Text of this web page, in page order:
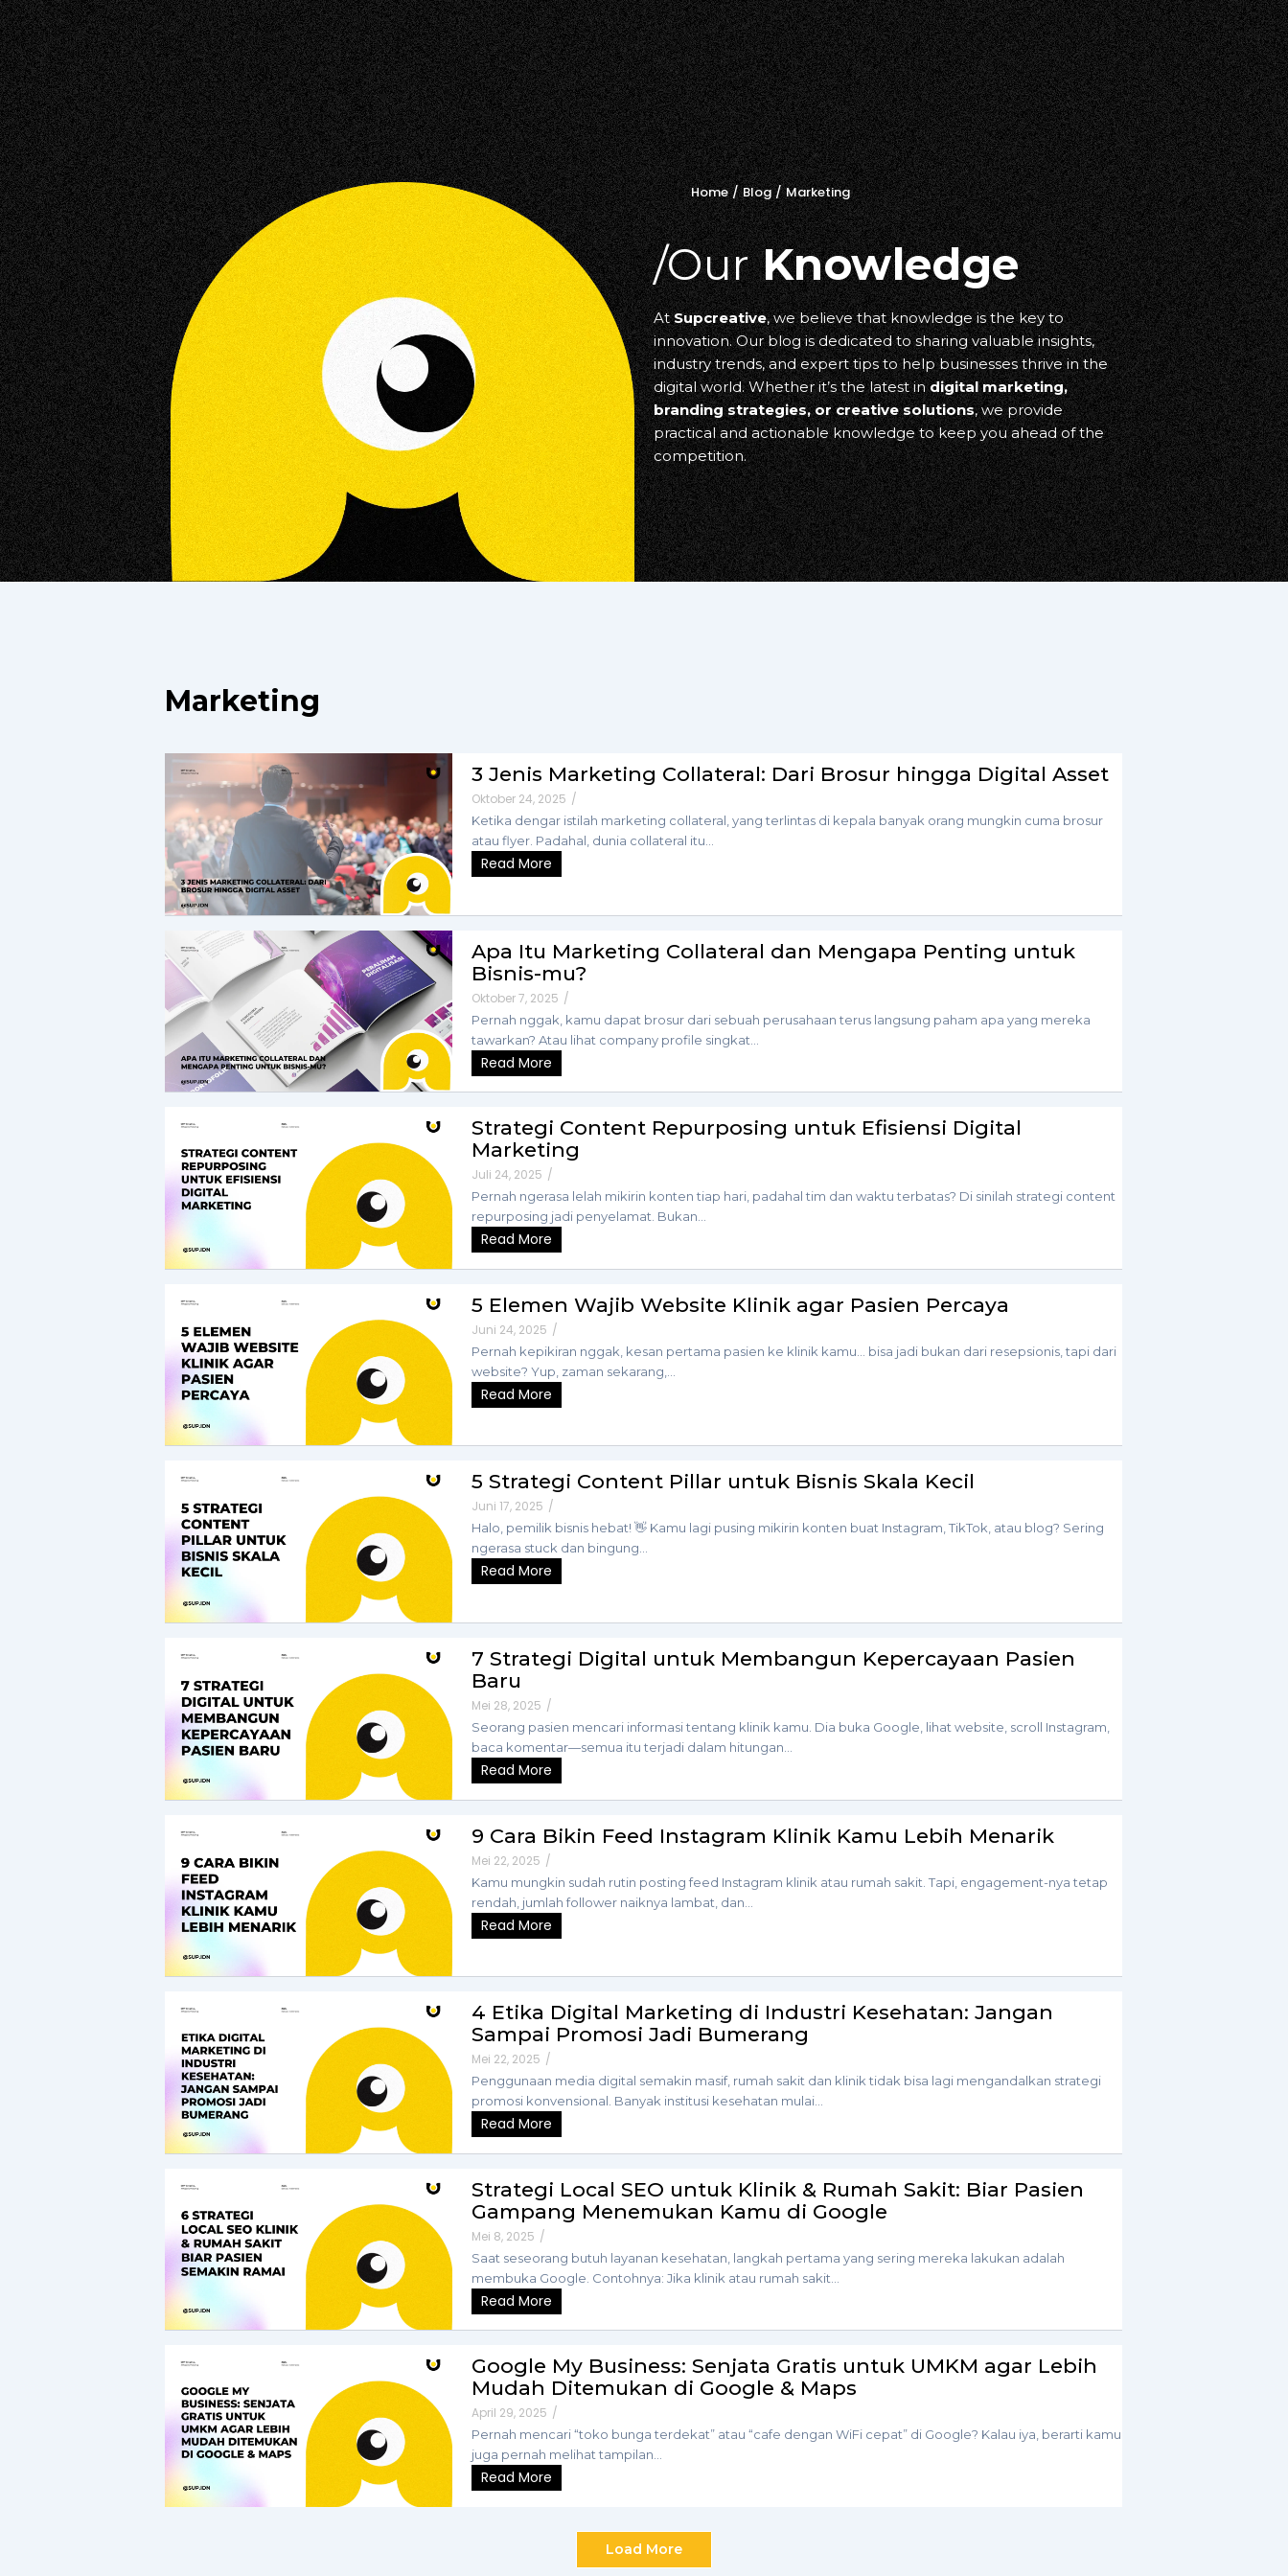
Home / Blog / Marketing
/OurKnowledge
AtSupcreative, we believe that knowledge is the key to
innovation. Our blog is dedicated to sharing valuable insights,
industry trends, and expert tips to help businesses thrive in the
digital world. Whether it’s the latest indigital marketing,
branding strategies, or creative solutions, we provide
practical and actionable knowledge to keep you ahead of the
competition.
Marketing
3 Jenis Marketing Collateral: Dari Brosur hingga Digital Asset
Oktober 24, 2025 /
Ketika dengar istilah marketing collateral, yang terlintas di kepala banyak orang mungkin cuma brosur
atau flyer. Padahal, dunia collateral itu...
Read More
Apa Itu Marketing Collateral dan Mengapa Penting untuk
Bisnis-mu?
Oktober 7, 2025 /
Pernah nggak, kamu dapat brosur dari sebuah perusahaan terus langsung paham apa yang mereka
tawarkan? Atau lihat company profile singkat...
Read More
Strategi Content Repurposing untuk Efisiensi Digital
Marketing
Juli 24, 2025 /
Pernah ngerasa lelah mikirin konten tiap hari, padahal tim dan waktu terbatas? Di sinilah strategi content
repurposing jadi penyelamat. Bukan...
Read More
5 Elemen Wajib Website Klinik agar Pasien Percaya
Juni 24, 2025 /
Pernah kepikiran nggak, kesan pertama pasien ke klinik kamu… bisa jadi bukan dari resepsionis, tapi dari
website? Yup, zaman sekarang,...
Read More
5 Strategi Content Pillar untuk Bisnis Skala Kecil
Juni 17, 2025 /
Halo, pemilik bisnis hebat! 👋 Kamu lagi pusing mikirin konten buat Instagram, TikTok, atau blog? Sering
ngerasa stuck dan bingung...
Read More
7 Strategi Digital untuk Membangun Kepercayaan Pasien
Baru
Mei 28, 2025 /
Seorang pasien mencari informasi tentang klinik kamu. Dia buka Google, lihat website, scroll Instagram,
baca komentar—semua itu terjadi dalam hitungan...
Read More
9 Cara Bikin Feed Instagram Klinik Kamu Lebih Menarik
Mei 22, 2025 /
Kamu mungkin sudah rutin posting feed Instagram klinik atau rumah sakit. Tapi, engagement-nya tetap
rendah, jumlah follower naiknya lambat, dan...
Read More
4 Etika Digital Marketing di Industri Kesehatan: Jangan
Sampai Promosi Jadi Bumerang
Mei 22, 2025 /
Penggunaan media digital semakin masif, rumah sakit dan klinik tidak bisa lagi mengandalkan strategi
promosi konvensional. Banyak institusi kesehatan mulai...
Read More
Strategi Local SEO untuk Klinik & Rumah Sakit: Biar Pasien
Gampang Menemukan Kamu di Google
Mei 8, 2025 /
Saat seseorang butuh layanan kesehatan, langkah pertama yang sering mereka lakukan adalah
membuka Google. Contohnya: Jika klinik atau rumah sakit...
Read More
Google My Business: Senjata Gratis untuk UMKM agar Lebih
Mudah Ditemukan di Google & Maps
April 29, 2025 /
Pernah mencari “toko bunga terdekat” atau “cafe dengan WiFi cepat” di Google? Kalau iya, berarti kamu
juga pernah melihat tampilan...
Read More
Load More